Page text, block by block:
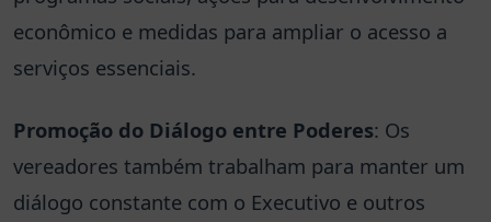
econômico e medidas para ampliar o acesso a
serviços essenciais.
Promoção do Diálogo entre Poderes: Os
vereadores também trabalham para manter um
diálogo constante com o Executivo e outros